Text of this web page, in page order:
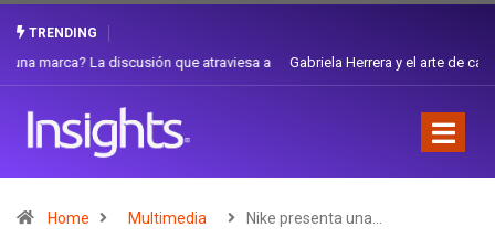
TRENDING
Gabriela Herrera y el arte de cambiarse el sombrero en Corporación
Home Multimedia Nike presenta una…